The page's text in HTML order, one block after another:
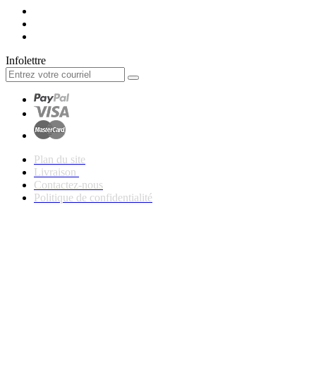
Infolettre
Plan du site
Livraison
Contactez-nous
Politique de confidentialité